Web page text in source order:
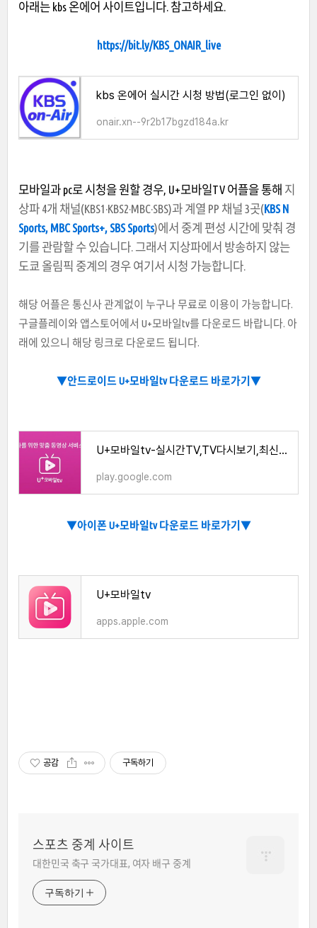
아래는 kbs 온에어 사이트입니다. 참고하세요.
https://bit.ly/KBS_ONAIR_live
kbs 온에어 실시간 시청 방법(로그인 없이)
onair.xn--9r2b17bgzd184a.kr
모바일과 pc로 시청을 원할 경우, U+모바일TV 어플을 통해 지
상파 4개 채널(KBS1·KBS2·MBC·SBS)과 계열 PP 채널 3곳(KBS N
Sports, MBC Sports+, SBS Sports)에서 중계 편성 시간에 맞춰 경
기를 관람할 수 있습니다. 그래서 지상파에서 방송하지 않는
도쿄 올림픽 중계의 경우 여기서 시청 가능합니다.
해당 어플은 통신사 관계없이 누구나 무료로 이용이 가능합니다.
구글플레이와 앱스토어에서 U+모바일tv를 다운로드 바랍니다. 아
래에 있으니 해당 링크로 다운로드 됩니다.
▼안드로이드 U+모바일tv 다운로드 바로가기 ▼
U+모바일tv-실시간TV,TV다시보기,최신영화 - Google Play 앱
play.google.com
▼아이폰 U+모바일tv 다운로드 바로가기 ▼
‎U+모바일tv
apps.apple.com
공감 구독하기
스포츠 중계 사이트
대한민국 축구 국가대표, 여자 배구 중계
구독하기